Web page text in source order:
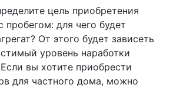
цель приобретения
пробегом: для чего будет
От этого будет зависеть
уровень наработки
вы хотите приобрести
для частного дома, можно